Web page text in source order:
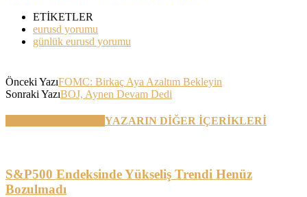
ETİKETLER
eurusd yorumu
günlük eurusd yorumu
Önceki YazıFOMC: Birkaç Aya Azaltım Bekleyin
Sonraki YazıBOJ, Aynen Devam Dedi
YAZARIN DİĞER İÇERİKLERİ
S&P500 Endeksinde Yükseliş Trendi Henüz
Bozulmadı